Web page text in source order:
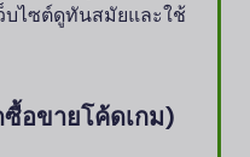
บไซต์ดูทันสมัยและใช้
อขายโค้ดเกม)